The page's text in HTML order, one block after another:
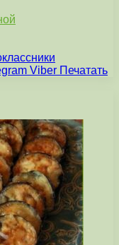
Viber Печатать